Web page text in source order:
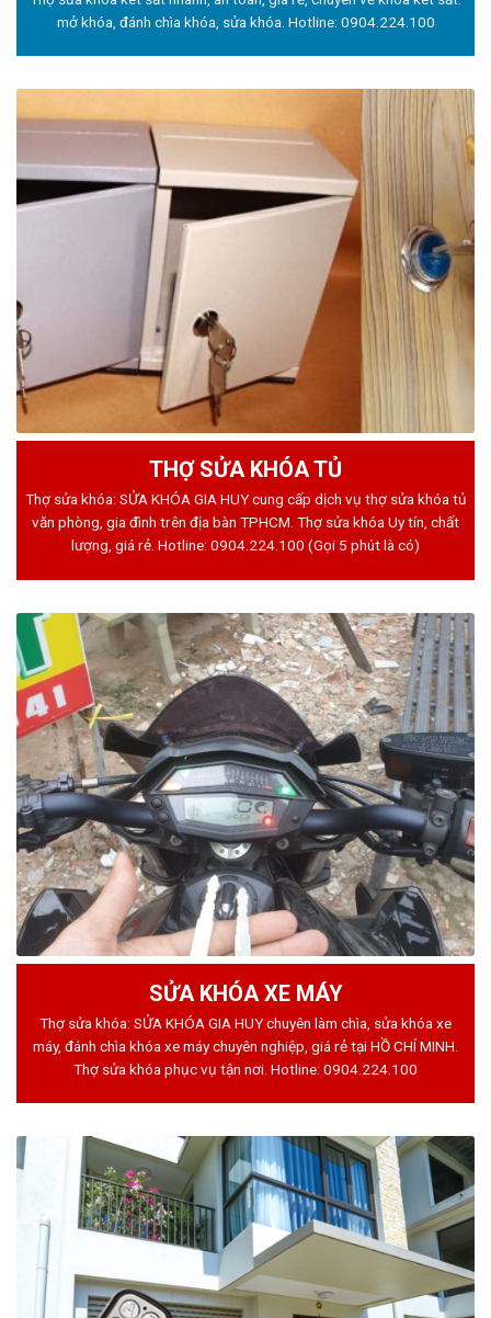
mở khóa, đánh chìa khóa, sửa khóa. Hotline: 0904.224.100
THỢ SỬA KHÓA TỦ
Thợ sửa khóa: SỬA KHÓA GIA HUY cung cấp dịch vụ thợ sửa khóa tủ
văn phòng, gia đình trên địa bàn TPHCM. Thợ sửa khóa Uy tín, chất
lượng, giá rẻ. Hotline: 0904.224.100 (Gọi 5 phút là có)
SỬA KHÓA XE MÁY
Thợ sửa khóa: SỬA KHÓA GIA HUY chuyên làm chìa, sửa khóa xe
máy, đánh chìa khóa xe máy chuyên nghiệp, giá rẻ tại HỒ CHÍ MINH.
Thợ sửa khóa phục vụ tận nơi. Hotline: 0904.224.100